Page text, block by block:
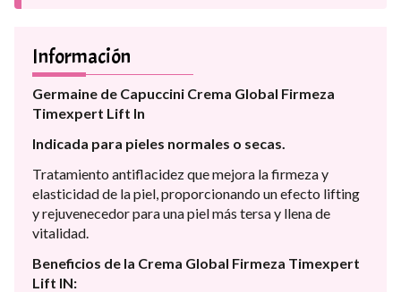
Información
Germaine de Capuccini Crema Global Firmeza
Timexpert Lift In
Indicada para pieles normales o secas.
Tratamiento antiflacidez que mejora la firmeza y
elasticidad de la piel, proporcionando un efecto lifting
y rejuvenecedor para una piel más tersa y llena de
vitalidad.
Beneficios de la Crema Global Firmeza Timexpert
Lift IN: